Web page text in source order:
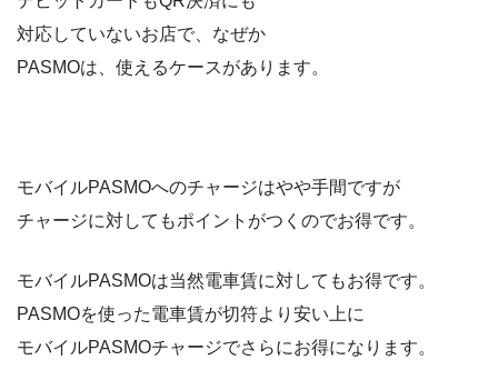
対応していないお店で、なぜか
PASMOは、使えるケースがあります。
モバイルPASMOへのチャージはやや手間ですが
チャージに対してもポイントがつくのでお得です。
モバイルPASMOは当然電車賃に対してもお得です。
PASMOを使った電車賃が切符より安い上に
モバイルPASMOチャージでさらにお得になります。